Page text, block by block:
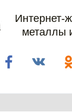
Интернет-
металлы